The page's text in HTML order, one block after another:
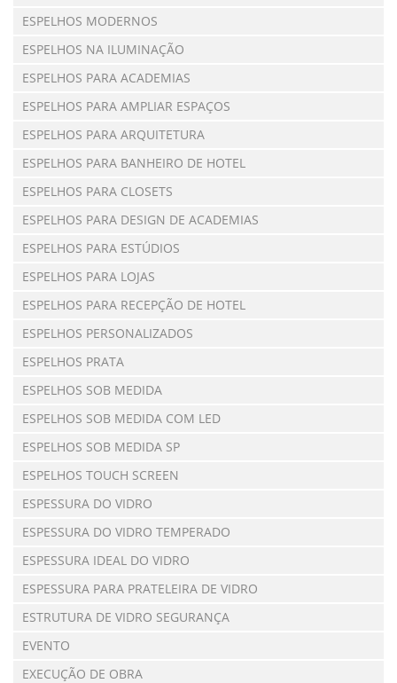
ESPELHOS MODERNOS
ESPELHOS NA ILUMINAÇÃO
ESPELHOS PARA ACADEMIAS
ESPELHOS PARA AMPLIAR ESPAÇOS
ESPELHOS PARA ARQUITETURA
ESPELHOS PARA BANHEIRO DE HOTEL
ESPELHOS PARA CLOSETS
ESPELHOS PARA DESIGN DE ACADEMIAS
ESPELHOS PARA ESTÚDIOS
ESPELHOS PARA LOJAS
ESPELHOS PARA RECEPÇÃO DE HOTEL
ESPELHOS PERSONALIZADOS
ESPELHOS PRATA
ESPELHOS SOB MEDIDA
ESPELHOS SOB MEDIDA COM LED
ESPELHOS SOB MEDIDA SP
ESPELHOS TOUCH SCREEN
ESPESSURA DO VIDRO
ESPESSURA DO VIDRO TEMPERADO
ESPESSURA IDEAL DO VIDRO
ESPESSURA PARA PRATELEIRA DE VIDRO
ESTRUTURA DE VIDRO SEGURANÇA
EVENTO
EXECUÇÃO DE OBRA